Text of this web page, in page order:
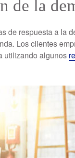
de la
de respuesta a la
Los clientes
utilizando algunos